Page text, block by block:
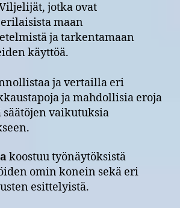
jotka ovat
maan
ja tarkentamaan
käyttöä.
ja vertailla eri
ja mahdollisia eroja
säätöjen vaikutuksia
koostuu työnäytöksistä
omin konein sekä eri
esittelyistä.